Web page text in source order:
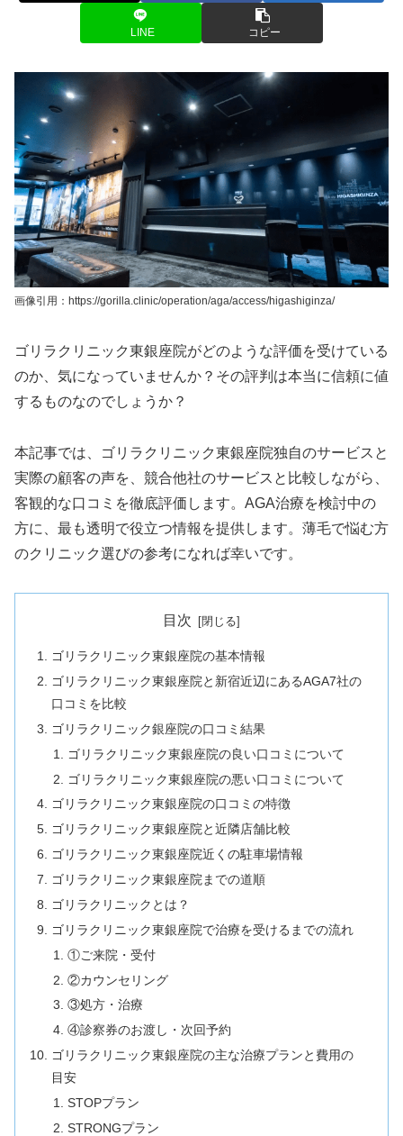
LINE コピー
画像引用：https://gorilla.clinic/operation/aga/access/higashiginza/
ゴリラクリニック東銀座院がどのような評価を受けている
のか、気になっていませんか？その評判は本当に信頼に値
するものなのでしょうか？
本記事では、ゴリラクリニック東銀座院独自のサービスと
実際の顧客の声を、競合他社のサービスと比較しながら、
客観的な口コミを徹底評価します。AGA治療を検討中の
方に、最も透明で役立つ情報を提供します。薄毛で悩む方
のクリニック選びの参考になれば幸いです。
目次
ゴリラクリニック東銀座院の基本情報
ゴリラクリニック東銀座院と新宿近辺にあるAGA7社の
口コミを比較
ゴリラクリニック銀座院の口コミ結果
ゴリラクリニック東銀座院の良い口コミについて
ゴリラクリニック東銀座院の悪い口コミについて
ゴリラクリニック東銀座院の口コミの特徴
ゴリラクリニック東銀座院と近隣店舗比較
ゴリラクリニック東銀座院近くの駐車場情報
ゴリラクリニック東銀座院までの道順
ゴリラクリニックとは？
ゴリラクリニック東銀座院で治療を受けるまでの流れ
①ご来院・受付
②カウンセリング
③処方・治療
④診察券のお渡し・次回予約
ゴリラクリニック東銀座院の主な治療プランと費用の
目安
STOPプラン
STRONGプラン